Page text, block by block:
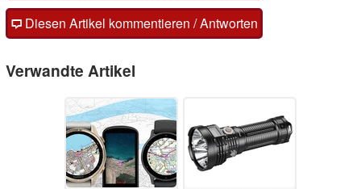
Diesen Artikel kommentieren / Antworten
Verwandte Artikel